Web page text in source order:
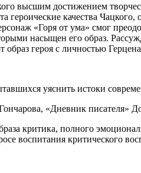
высшим достижением
героические качества
«Горя от ума» смог
насыщен его образ.
героя с личностью
уяснить истоки
«Дневник писателя»
критика, полного
воспитания критического